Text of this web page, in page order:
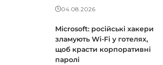
04.08.2026
Microsoft: російські хакери
зламують Wi-Fi у готелях,
щоб красти корпоративні
паролі